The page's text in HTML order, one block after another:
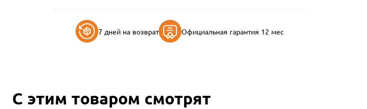
7 дней на возврат Официальная гарантия 12 мес
С этим товаром смотрят